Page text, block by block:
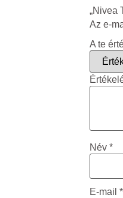
„Nivea
Az e-
A te
Név *
E-mail *